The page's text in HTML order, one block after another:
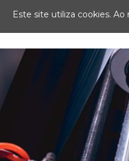
Este site utiliza cookies.